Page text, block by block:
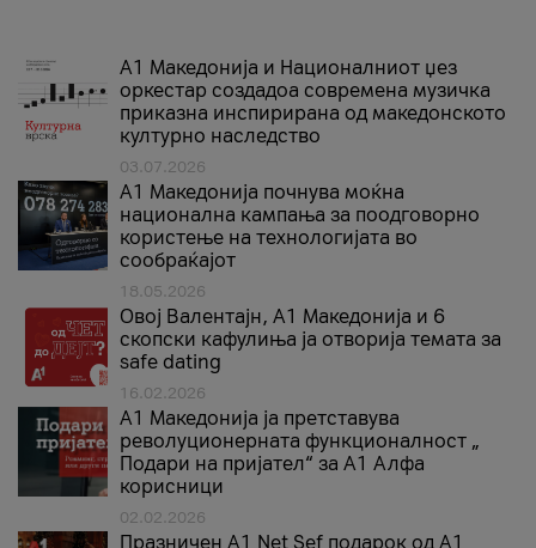
А1 Македонија и Националниот џез
оркестар создадоа современа музичка
приказна инспирирана од македонското
културно наследство
03.07.2026
A1 Македонија почнува моќна
национална кампања за поодговорно
користење на технологијата во
сообраќајот
18.05.2026
Овој Валентајн, A1 Македонија и 6
скопски кафулиња ја отворија темата за
safe dating
16.02.2026
А1 Македонија ја претставува
револуционерната функционалност „
Подари на пријател“ за А1 Алфа
корисници
02.02.2026
Празничен A1 Net Sеf подарок од А1